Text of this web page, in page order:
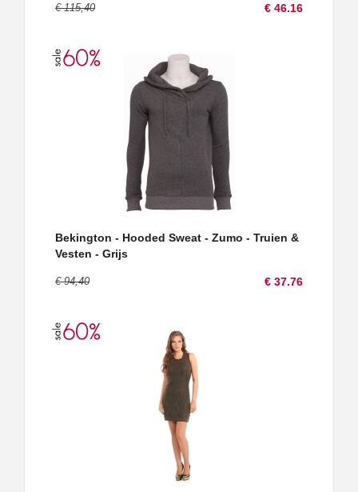
€ 115,40 € 46.16
Bekington - Hooded Sweat - Zumo - Truien &
Vesten - Grijs
€ 94,40 € 37.76